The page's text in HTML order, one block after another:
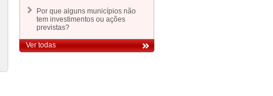
Por que alguns municípios não
tem investimentos ou ações
previstas?
Ver todas